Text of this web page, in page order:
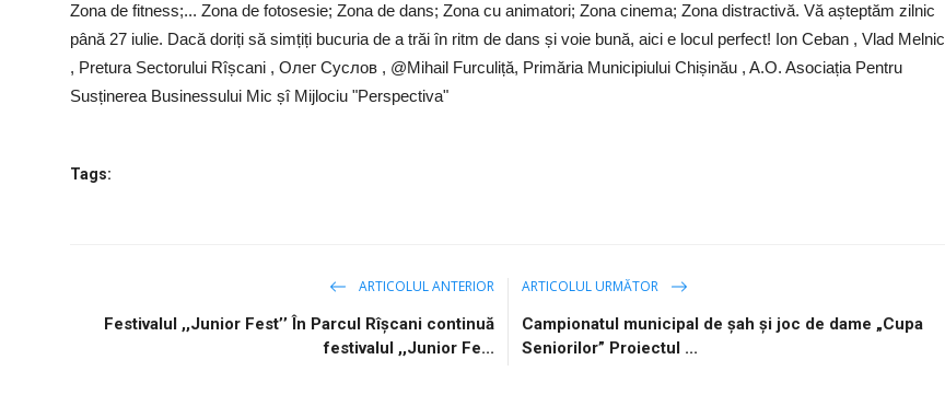
Zona de fitness;... Zona de fotosesie; Zona de dans; Zona cu animatori; Zona cinema; Zona distractivă. Vă așteptăm zilnic
până 27 iulie. Dacă doriți să simțiți bucuria de a trăi în ritm de dans și voie bună, aici e locul perfect! Ion Ceban , Vlad Melnic
, Pretura Sectorului Rîșcani , Олег Суслов , @Mihail Furculiță, Primăria Municipiului Chișinău , A.O. Asociația Pentru
Susținerea Businessului Mic șî Mijlociu "Perspectiva"
Tags:
ARTICOLUL ANTERIOR
Festivalul ,,Junior Fest’’ În Parcul Rîșcani continuă
festivalul ,,Junior Fe...
ARTICOLUL URMĂTOR
Campionatul municipal de șah și joc de dame „Cupa
Seniorilor” Proiectul ...